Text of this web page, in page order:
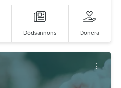
Dödsannons Donera